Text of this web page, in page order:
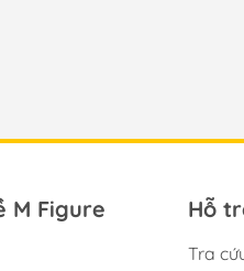
M Figure Hỗ
Tra